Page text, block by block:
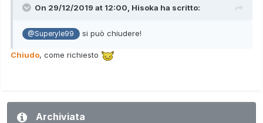
On 29/12/2019 at 12:00, Hisoka ha scritto:
@Superyle99 si può chiudere!
Chiudo, come richiesto
Archiviata